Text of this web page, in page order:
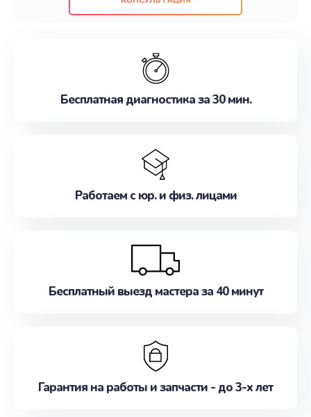
проведенных работ. Наша цель - предоставить
наилучшим образом. Не медлите записаться на
Бесплатная диагностика за 30 мин.
Работаем с юр. и физ. лицами
Бесплатный выезд мастера за 40 минут
Гарантия на работы и запчасти - до 3-х лет